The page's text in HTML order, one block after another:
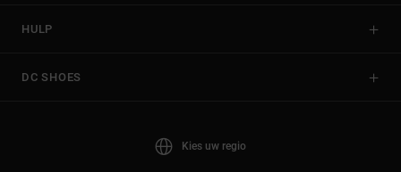
HULP
DC SHOES
Kies uw regio